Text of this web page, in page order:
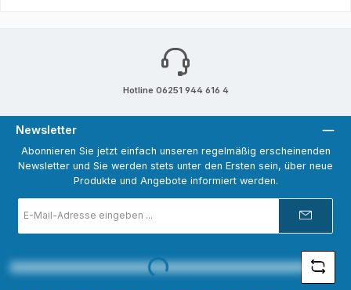
Hotline 06251 944 616 4
Newsletter
Abonnieren Sie jetzt einfach unseren regelmäßig erscheinenden
Newsletter und Sie werden stets unter den Ersten sein, über neue
Produkte und Angebote informiert werden.
Mail-
Adresse
Loading...